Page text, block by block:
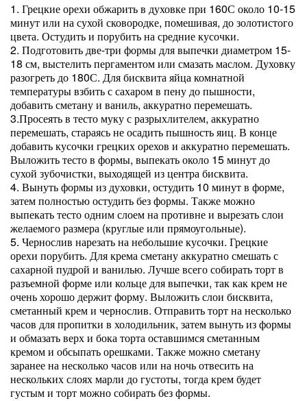
1. Грецкие орехи обжарить в духовке при 160С около 10-15
минут или на сухой сковородке, помешивая, до золотистого
цвета. Остудить и порубить на средние кусочки.
2. Подготовить две-три формы для выпечки диаметром 15-
18 см, выстелить пергаментом или смазать маслом. Духовку
разогреть до 180С. Для бисквита яйца комнатной
температуры взбить с сахаром в пену до пышности,
добавить сметану и ваниль, аккуратно перемешать.
3.Просеять в тесто муку с разрыхлителем, аккуратно
перемешать, стараясь не осадить пышность яиц. В конце
добавить кусочки грецких орехов и аккуратно перемешать.
Выложить тесто в формы, выпекать около 15 минут до
сухой зубочистки, выходящей из центра бисквита.
4. Вынуть формы из духовки, остудить 10 минут в форме,
затем полностью остудить без формы. Также можно
выпекать тесто одним слоем на противне и вырезать слои
желаемого размера (круглые или прямоугольные).
5. Чернослив нарезать на небольшие кусочки. Грецкие
орехи порубить. Для крема сметану аккуратно смешать с
сахарной пудрой и ванилью. Лучше всего собирать торт в
разъемной форме или кольце для выпечки, так как крем не
очень хорошо держит форму. Выложить слои бисквита,
сметанный крем и чернослив. Отправить торт на несколько
часов для пропитки в холодильник, затем вынуть из формы
и обмазать верх и бока торта оставшимся сметанным
кремом и обсыпать орешками. Также можно сметану
заранее на несколько часов или на ночь отвесить на
нескольких слоях марли до густоты, тогда крем будет
густым и торт можно собирать без формы.